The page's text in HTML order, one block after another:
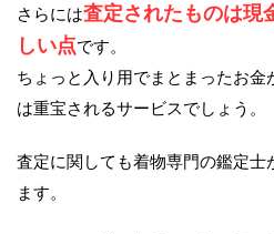
さらには査定されたものは現
しい点です。
ちょっと入り用でまとまったお
は重宝されるサービスでしょう。
査定に関しても着物専門の鑑定
ます。